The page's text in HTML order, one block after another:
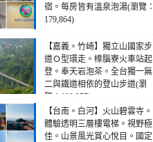
宿。每房皆有溫泉泡湯(瀏覽：
179,864)
【嘉義。竹崎】獨立山國家步
道Ｏ型環走。樟腦寮火車站起
登。奉天岩泡茶。全台獨一無
二與鐵道相依的登山步道(瀏
覽：190,257)
【台南。白河】火山碧雲寺。
體驗透明三層樓電梯。視野極
佳。山景風光賞心悅目。國定